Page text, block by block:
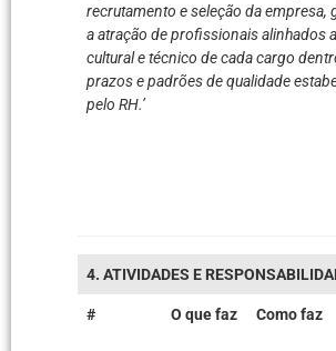
recrutamento e seleção da empresa,
a atração de profissionais alinhados
cultural e técnico de cada cargo
prazos e padrões de qualidade
pelo RH.’
4. ATIVIDADES E
# O que faz Como faz